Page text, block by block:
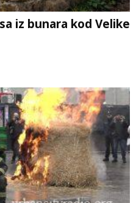
iz bunara kod Velike